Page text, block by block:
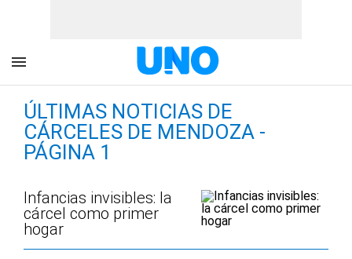
ÚLTIMAS NOTICIAS DE
CÁRCELES DE MENDOZA -
PÁGINA 1
Infancias invisibles: la
cárcel como primer
hogar